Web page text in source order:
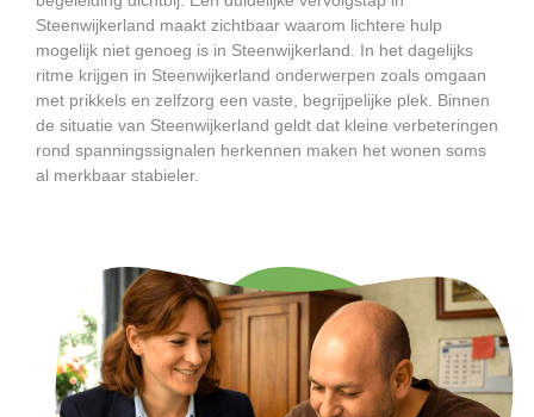
Steenwijkerland maakt zichtbaar waarom lichtere hulp
mogelijk niet genoeg is in Steenwijkerland. In het dagelijks
ritme krijgen in Steenwijkerland onderwerpen zoals omgaan
met prikkels en zelfzorg een vaste, begrijpelijke plek. Binnen
de situatie van Steenwijkerland geldt dat kleine verbeteringen
rond spanningssignalen herkennen maken het wonen soms
al merkbaar stabieler.